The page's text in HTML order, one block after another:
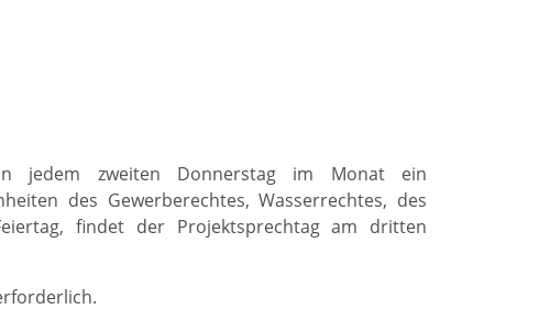
jedem zweiten Donnerstag im Monat ein
des Gewerberechtes, Wasserrechtes, des
findet der Projektsprechtag am dritten